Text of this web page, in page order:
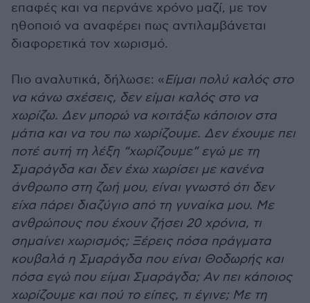
επαφές και να περνάνε χρόνο μαζί, με τον
ηθοποιό να αναφέρει πως αντιλαμβάνεται
διαφορετικά τον χωρισμό.
Πιο αναλυτικά, δήλωσε: «Είμαι πολύ καλός στο
να κάνω σχέσεις, δεν είμαι καλός στο να
χωρίζω. Δεν μπορώ να κοιτάξω κάποιον στα
μάτια και να του πω χωρίζουμε. Δεν έχουμε πει
ποτέ αυτή τη λέξη “χωρίζουμε” εγώ με τη
Σμαράγδα και δεν έχω χωρίσει με κανένα
άνθρωπο στη ζωή μου, είναι γνωστό ότι δεν
είχα πάρει διαζύγιο από τη γυναίκα μου. Με
ανθρώπους που έχουν ζήσει 20 χρόνια, τι
σημαίνει χωρισμός; Ξέρεις πόσα πράγματα
κουβαλά η Σμαράγδα που είναι Θοδωρής και
πόσα εγώ που είμαι Σμαράγδα; Αν πει κάποιος
χωρίζουμε και πού το είπες, τι έγινε; Με τη